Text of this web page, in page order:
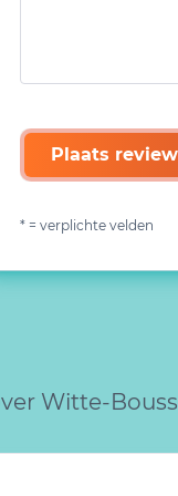
Plaats review
* = verplichte velden
Witte-